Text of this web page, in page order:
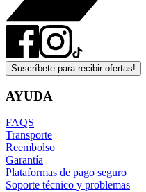
Suscríbete para recibir ofertas!
AYUDA
FAQS
Transporte
Reembolso
Garantía
Plataformas de pago seguro
Soporte técnico y problemas